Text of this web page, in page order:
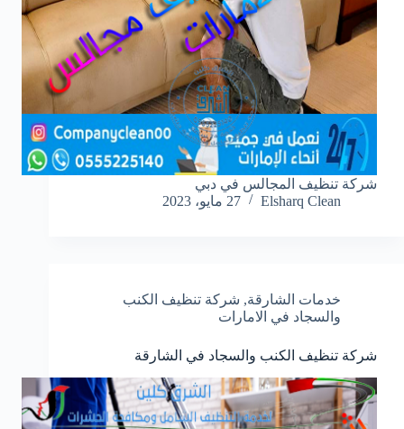
شركة تنظيف المجالس في دبي
Elsharq Clean
27 مايو، 2023
خدمات الشارقة, شركة تنظيف الكنب
والسجاد في الامارات
شركة تنظيف الكنب والسجاد في الشارقة